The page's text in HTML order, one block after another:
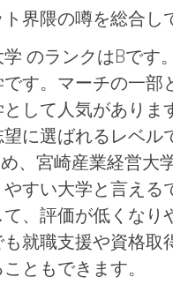
界隈の噂を総合
のランクはBで
す。マーチの一
して人気があり
に選ばれるレベ
、宮崎産業経営大
すい大学と言え
、評価が低くな
就職支援や資格
ともできます。